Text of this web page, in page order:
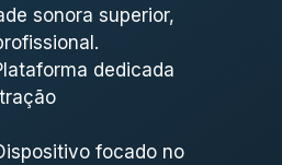
sonora superior,
dedicada
focado no